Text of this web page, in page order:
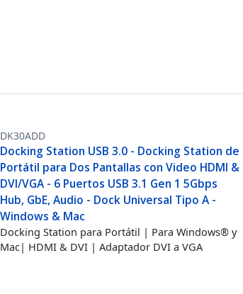
DK30ADD
Docking Station USB 3.0 - Docking Station de
Portátil para Dos Pantallas con Video HDMI &
DVI/VGA - 6 Puertos USB 3.1 Gen 1 5Gbps
Hub, GbE, Audio - Dock Universal Tipo A -
Windows & Mac
Docking Station para Portátil | Para Windows® y
Mac| HDMI & DVI | Adaptador DVI a VGA